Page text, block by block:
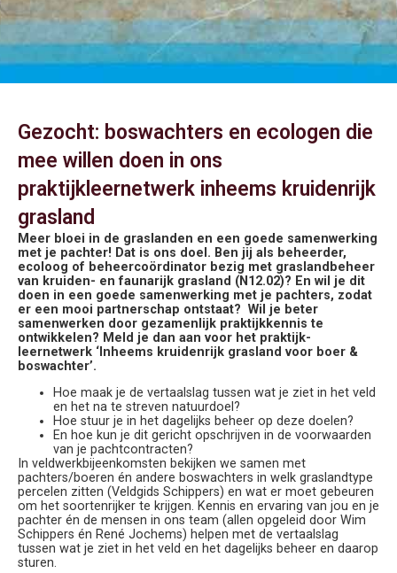
Gezocht: boswachters en ecologen die
mee willen doen in ons
praktijkleernetwerk inheems kruidenrijk
grasland
Meer bloei in de graslanden en een goede samenwerking
met je pachter! Dat is ons doel. Ben jij als beheerder,
ecoloog of beheercoördinator bezig met graslandbeheer
van kruiden- en faunarijk grasland (N12.02)? En wil je dit
doen in een goede samenwerking met je pachters, zodat
er een mooi partnerschap ontstaat? Wil je beter
samenwerken door gezamenlijk praktijkkennis te
ontwikkelen? Meld je dan aan voor het praktijk-
leernetwerk ‘Inheems kruidenrijk grasland voor boer &
boswachter’.
Hoe maak je de vertaalslag tussen wat je ziet in het veld
en het na te streven natuurdoel?
Hoe stuur je in het dagelijks beheer op deze doelen?
En hoe kun je dit gericht opschrijven in de voorwaarden
van je pachtcontracten?
In veldwerkbijeenkomsten bekijken we samen met
pachters/boeren én andere boswachters in welk graslandtype
percelen zitten (Veldgids Schippers) en wat er moet gebeuren
om het soortenrijker te krijgen. Kennis en ervaring van jou en je
pachter én de mensen in ons team (allen opgeleid door Wim
Schippers én René Jochems) helpen met de vertaalslag
tussen wat je ziet in het veld en het dagelijks beheer en daarop
sturen.